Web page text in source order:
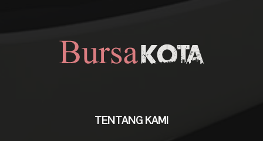
TENTANG KAMI